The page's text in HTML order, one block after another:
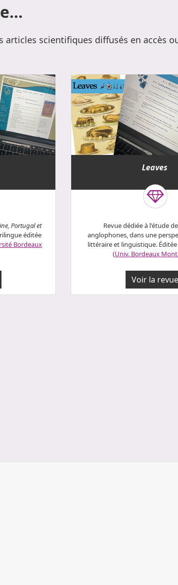
articles scientifiques diffusés en accès
Portugal et
éditée
Bordeaux
Leaves
Revue dédiée à l'étude
anglophones, dans une
littéraire et linguistique.
(Univ. Bordeaux
Voir la revue